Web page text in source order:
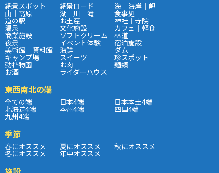
絶景スポット 絶景ロード 海｜海岸｜岬
山｜高原 湖｜川｜滝 食事処
道の駅 お土産 神社｜寺院
温泉 文化施設 カフェ｜軽食
商業施設 ソフトクリーム 林道
夜景 イベント体験 宿泊施設
美術館｜資料館 海鮮 ダム
キャンプ場 スイーツ 珍スポット
動植物園 お肉 麺類
お酒 ライダーハウス
東西南北の端
全ての端 日本4端 日本本土4端
北海道4端 本州4端 四国4端
九州4端
季節
春にオススメ 夏にオススメ 秋にオススメ
冬にオススメ 年中オススメ